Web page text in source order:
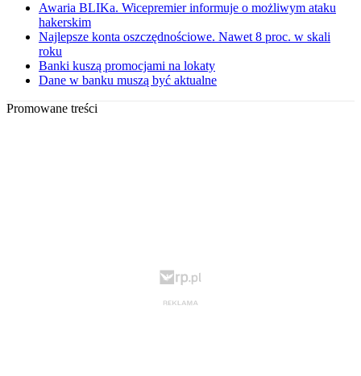
Awaria BLIKa. Wicepremier informuje o możliwym ataku
hakerskim
Najlepsze konta oszczędnościowe. Nawet 8 proc. w skali
roku
Banki kuszą promocjami na lokaty
Dane w banku muszą być aktualne
Promowane treści